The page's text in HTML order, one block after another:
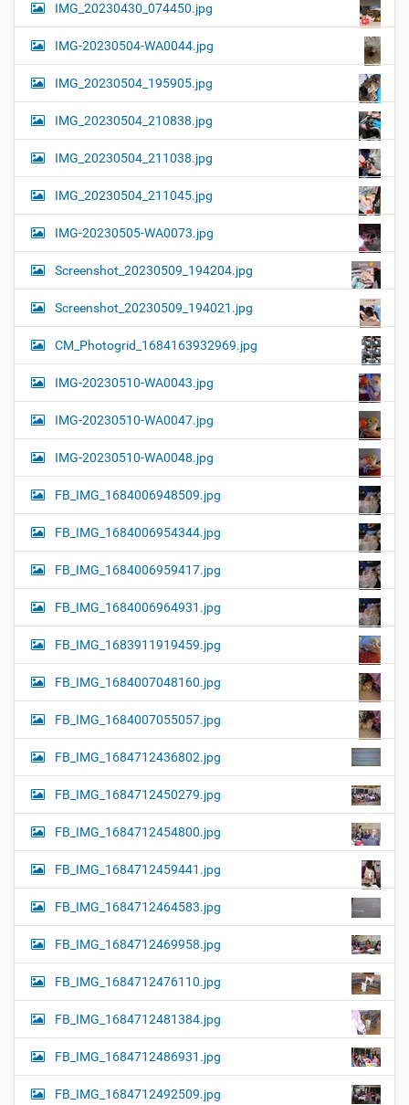
IMG_20230430_074450.jpg
IMG-20230504-WA0044.jpg
IMG_20230504_195905.jpg
IMG_20230504_210838.jpg
IMG_20230504_211038.jpg
IMG_20230504_211045.jpg
IMG-20230505-WA0073.jpg
Screenshot_20230509_194204.jpg
Screenshot_20230509_194021.jpg
CM_Photogrid_1684163932969.jpg
IMG-20230510-WA0043.jpg
IMG-20230510-WA0047.jpg
IMG-20230510-WA0048.jpg
FB_IMG_1684006948509.jpg
FB_IMG_1684006954344.jpg
FB_IMG_1684006959417.jpg
FB_IMG_1684006964931.jpg
FB_IMG_1683911919459.jpg
FB_IMG_1684007048160.jpg
FB_IMG_1684007055057.jpg
FB_IMG_1684712436802.jpg
FB_IMG_1684712450279.jpg
FB_IMG_1684712454800.jpg
FB_IMG_1684712459441.jpg
FB_IMG_1684712464583.jpg
FB_IMG_1684712469958.jpg
FB_IMG_1684712476110.jpg
FB_IMG_1684712481384.jpg
FB_IMG_1684712486931.jpg
FB_IMG_1684712492509.jpg